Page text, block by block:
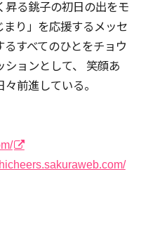
昇る銚子の初日の出をモ
り」を応援するメッセ
すべてのひとをチョウ
ションとして、 笑顔あ
前進している。